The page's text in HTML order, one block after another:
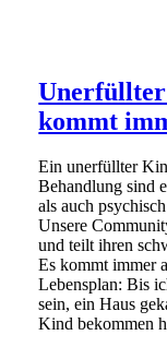
kommt
Ein unerfüllter
Behandlung sind
als auch
Unsere
und teilt ihren
Es kommt immer
Lebensplan: Bis
sein, ein Haus
Kind bekommen